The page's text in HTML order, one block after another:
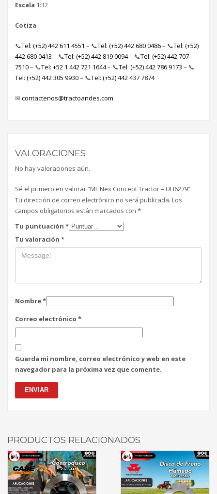
Escala 1:32
Cotiza
📞Tel: (+52) 442 611 4551 – 📞Tel: (+52) 442 680 0486– 📞Tel: (+52)
442 680 0413 – 📞Tel: (+52) 442 819 0094– 📞Tel: (+52) 442 707
7510– 📞Tel: +52 1 442 721 1644– 📞Tel: (+52) 442 786 9173 – 📞
Tel: (+52) 442 305 9930– 📞Tel: (+52) 442 437 7874
✉ contactenos@tractoandes.com
VALORACIONES
No hay valoraciones aún.
Sé el primero en valorar “MF Nex Concept Tractor – UH6279”
Tu dirección de correo electrónico no será publicada. Los
campos obligatorios están marcados con *
Tu puntuación *
Tu valoración *
Nombre*
Correo electrónico *
Guarda mi nombre, correo electrónico y web en este
navegador para la próxima vez que comente.
PRODUCTOS RELACIONADOS